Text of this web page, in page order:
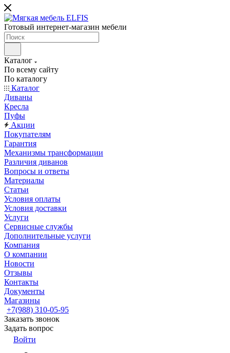
Готовый интернет-магазин мебели
Каталог
По всему сайту
По каталогу
Каталог
Диваны
Кресла
Пуфы
Акции
Покупателям
Гарантия
Механизмы трансформации
Различия диванов
Вопросы и ответы
Материалы
Статьи
Условия оплаты
Условия доставки
Услуги
Сервисные службы
Дополнительные услуги
Компания
О компании
Новости
Отзывы
Контакты
Документы
Магазины
+7(988) 310-05-95
Заказать звонок
Задать вопрос
Войти